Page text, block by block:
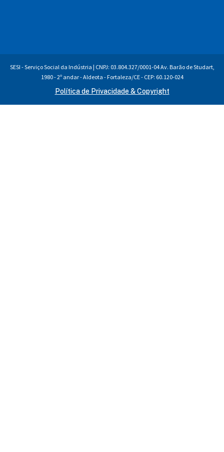
SESI - Serviço Social da Indústria | CNPJ: 03.804.327/0001-04 Av. Barão de Studart,
1980 - 2º andar - Aldeota - Fortaleza/CE - CEP: 60.120-024
Política de Privacidade & Copyright